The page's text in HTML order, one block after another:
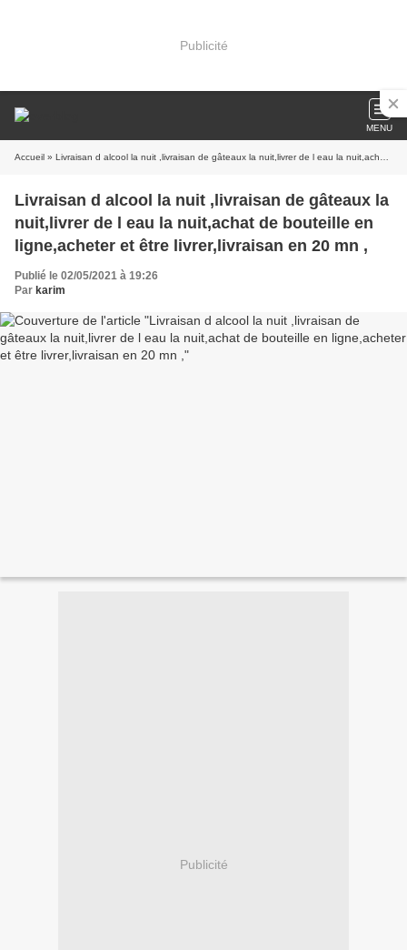
Publicité
MENU
Accueil » Livraisan d alcool la nuit ,livraisan de gâteaux la nuit,livrer de l eau la nuit,achat de bouteille en ligne,acheter et être livrer,livraisan en 20 mn ,
Livraisan d alcool la nuit ,livraisan de gâteaux la
nuit,livrer de l eau la nuit,achat de bouteille en
ligne,acheter et être livrer,livraisan en 20 mn ,
Publié le 02/05/2021 à 19:26
Par karim
Publicité